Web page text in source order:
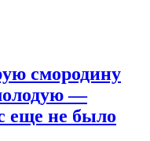
смородину
—
еще не было